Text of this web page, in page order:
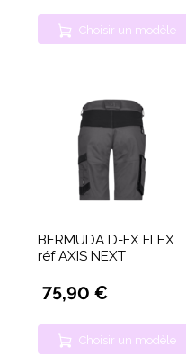
Choisir un modèle
BERMUDA D-FX FLEX
réf AXIS NEXT
75,90 €
Choisir un modèle